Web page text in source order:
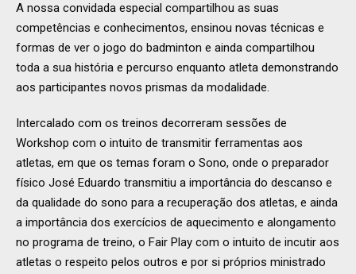
A nossa convidada especial compartilhou as suas
competências e conhecimentos, ensinou novas técnicas e
formas de ver o jogo do badminton e ainda compartilhou
toda a sua história e percurso enquanto atleta demonstrando
aos participantes novos prismas da modalidade.
Intercalado com os treinos decorreram sessões de
Workshop com o intuito de transmitir ferramentas aos
atletas, em que os temas foram o Sono, onde o preparador
físico José Eduardo transmitiu a importância do descanso e
da qualidade do sono para a recuperação dos atletas, e ainda
a importância dos exercícios de aquecimento e alongamento
no programa de treino, o Fair Play com o intuito de incutir aos
atletas o respeito pelos outros e por si próprios ministrado